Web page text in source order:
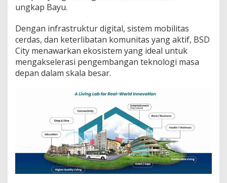
ungkap Bayu.
Dengan infrastruktur digital, sistem mobilitas
cerdas, dan keterlibatan komunitas yang aktif, BSD
City menawarkan ekosistem yang ideal untuk
mengakselerasi pengembangan teknologi masa
depan dalam skala besar.